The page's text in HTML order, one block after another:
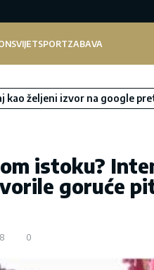
SVIJETSPORTZABAVA
kao željeni izvor na google
istoku?
goruće
0